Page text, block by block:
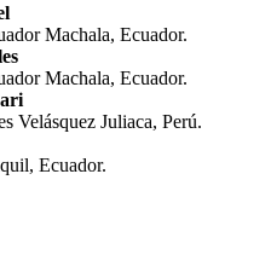
Machala, Ecuador.
Machala, Ecuador.
Velásquez Juliaca, Perú.
Ecuador.